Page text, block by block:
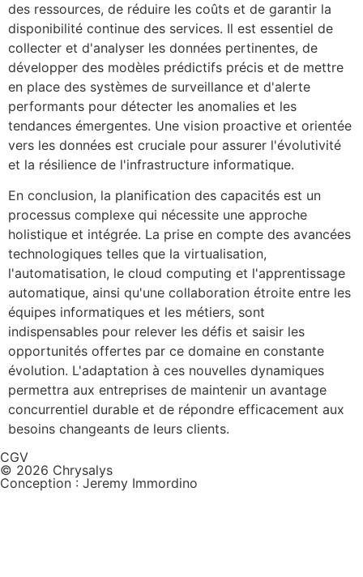
des ressources, de réduire les coûts et de garantir la
disponibilité continue des services. Il est essentiel de
collecter et d'analyser les données pertinentes, de
développer des modèles prédictifs précis et de mettre
en place des systèmes de surveillance et d'alerte
performants pour détecter les anomalies et les
tendances émergentes. Une vision proactive et orientée
vers les données est cruciale pour assurer l'évolutivité
et la résilience de l'infrastructure informatique.
En conclusion, la planification des capacités est un
processus complexe qui nécessite une approche
holistique et intégrée. La prise en compte des avancées
technologiques telles que la virtualisation,
l'automatisation, le cloud computing et l'apprentissage
automatique, ainsi qu'une collaboration étroite entre les
équipes informatiques et les métiers, sont
indispensables pour relever les défis et saisir les
opportunités offertes par ce domaine en constante
évolution. L'adaptation à ces nouvelles dynamiques
permettra aux entreprises de maintenir un avantage
concurrentiel durable et de répondre efficacement aux
besoins changeants de leurs clients.
CGV
© 2026 Chrysalys
Conception : Jeremy Immordino